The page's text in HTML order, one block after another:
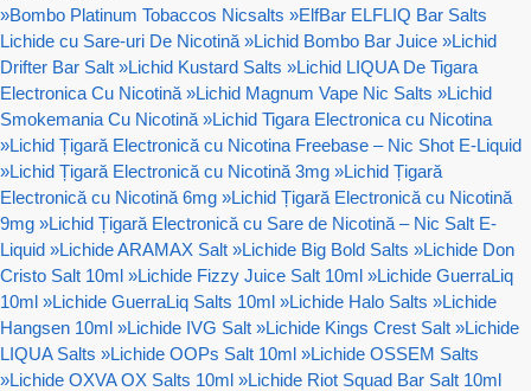
»Bombo Platinum Tobaccos Nicsalts »ElfBar ELFLIQ Bar Salts
Lichide cu Sare-uri De Nicotină »Lichid Bombo Bar Juice »Lichid
Drifter Bar Salt »Lichid Kustard Salts »Lichid LIQUA De Tigara
Electronica Cu Nicotină »Lichid Magnum Vape Nic Salts »Lichid
Smokemania Cu Nicotină »Lichid Tigara Electronica cu Nicotina
»Lichid Țigară Electronică cu Nicotina Freebase – Nic Shot E-Liquid
»Lichid Țigară Electronică cu Nicotină 3mg »Lichid Țigară
Electronică cu Nicotină 6mg »Lichid Țigară Electronică cu Nicotină
9mg »Lichid Țigară Electronică cu Sare de Nicotină – Nic Salt E-
Liquid »Lichide ARAMAX Salt »Lichide Big Bold Salts »Lichide Don
Cristo Salt 10ml »Lichide Fizzy Juice Salt 10ml »Lichide GuerraLiq
10ml »Lichide GuerraLiq Salts 10ml »Lichide Halo Salts »Lichide
Hangsen 10ml »Lichide IVG Salt »Lichide Kings Crest Salt »Lichide
LIQUA Salts »Lichide OOPs Salt 10ml »Lichide OSSEM Salts
»Lichide OXVA OX Salts 10ml »Lichide Riot Squad Bar Salt 10ml